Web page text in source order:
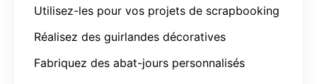
Utilisez-les pour vos projets de scrapbooking
Réalisez des guirlandes décoratives
Fabriquez des abat-jours personnalisés